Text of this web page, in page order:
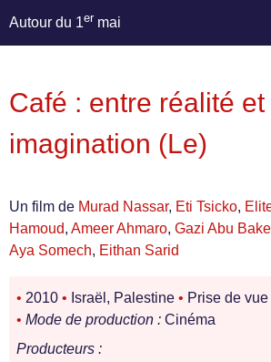
Autour du 1er mai
Café : entre réalité et
imagination (Le)
Un film de Murad Nassar, Eti Tsicko,
Hamoud, Ameer Ahmaro, Gazi Abu
Aya Somech, Eithan Sarid
• 2010 • Israël, Palestine • Prise de
• Mode de production : Cinéma
Producteurs :